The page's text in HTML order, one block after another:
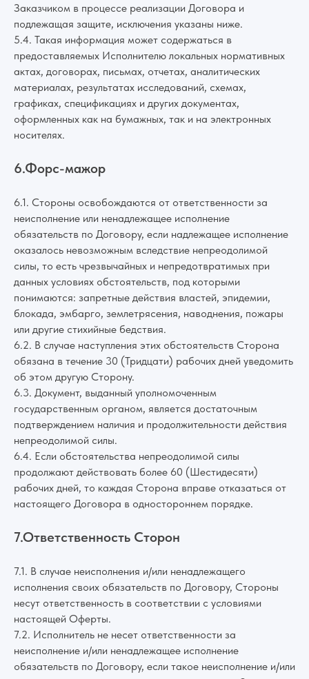
Заказчиком в процессе реализации Договора и
подлежащая защите, исключения указаны ниже.
5.4. Такая информация может содержаться в
предоставляемых Исполнителю локальных нормативных
актах, договорах, письмах, отчетах, аналитических
материалах, результатах исследований, схемах,
графиках, спецификациях и других документах,
оформленных как на бумажных, так и на электронных
носителях.
6.Форс-мажор
6.1. Стороны освобождаются от ответственности за
неисполнение или ненадлежащее исполнение
обязательств по Договору, если надлежащее исполнение
оказалось невозможным вследствие непреодолимой
силы, то есть чрезвычайных и непредотвратимых при
данных условиях обстоятельств, под которыми
понимаются: запретные действия властей, эпидемии,
блокада, эмбарго, землетрясения, наводнения, пожары
или другие стихийные бедствия.
6.2. В случае наступления этих обстоятельств Сторона
обязана в течение 30 (Тридцати) рабочих дней уведомить
об этом другую Сторону.
6.3. Документ, выданный уполномоченным
государственным органом, является достаточным
подтверждением наличия и продолжительности действия
непреодолимой силы.
6.4. Если обстоятельства непреодолимой силы
продолжают действовать более 60 (Шестидесяти)
рабочих дней, то каждая Сторона вправе отказаться от
настоящего Договора в одностороннем порядке.
7.Ответственность Сторон
7.1. В случае неисполнения и/или ненадлежащего
исполнения своих обязательств по Договору, Стороны
несут ответственность в соответствии с условиями
настоящей Оферты.
7.2. Исполнитель не несет ответственности за
неисполнение и/или ненадлежащее исполнение
обязательств по Договору, если такое неисполнение и/или